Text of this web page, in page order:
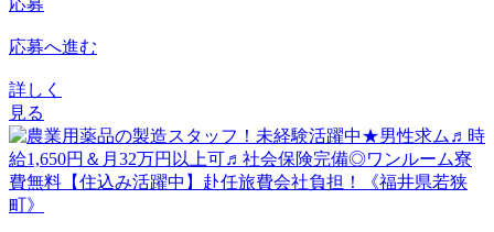
応募
応募へ進む
詳しく
見る